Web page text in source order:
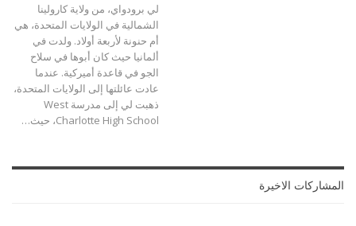
لي برودواي، من ولاية كارولينا
الشمالية في الولايات المتحدة، هي
أم حنونة لأربعة أولاد. ولدت في
ألمانيا حيث كان أبوها في سلاح
الجو في قاعدة أميركية. عندما
عادت عائلتها إلى الولايات المتحدة،
ذهبت لي إلى مدرسة West
Charlotte High School، حيث…
المشاركات الاخيرة